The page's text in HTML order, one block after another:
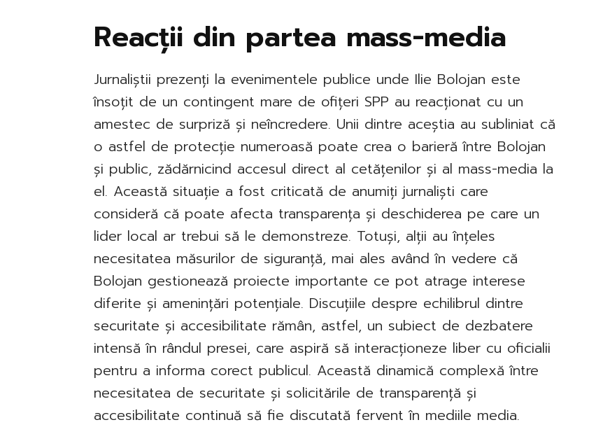
Reacții din partea mass-media
Jurnaliștii prezenți la evenimentele publice unde Ilie Bolojan este
însoțit de un contingent mare de ofițeri SPP au reacționat cu un
amestec de surpriză și neîncredere. Unii dintre aceștia au subliniat că
o astfel de protecție numeroasă poate crea o barieră între Bolojan
și public, zădărnicind accesul direct al cetățenilor și al mass-media la
el. Această situație a fost criticată de anumiți jurnaliști care
consideră că poate afecta transparența și deschiderea pe care un
lider local ar trebui să le demonstreze. Totuși, alții au înțeles
necesitatea măsurilor de siguranță, mai ales având în vedere că
Bolojan gestionează proiecte importante ce pot atrage interese
diferite și amenințări potențiale. Discuțiile despre echilibrul dintre
securitate și accesibilitate rămân, astfel, un subiect de dezbatere
intensă în rândul presei, care aspiră să interacționeze liber cu oficialii
pentru a informa corect publicul. Această dinamică complexă între
necesitatea de securitate și solicitările de transparență și
accesibilitate continuă să fie discutată fervent în mediile media.